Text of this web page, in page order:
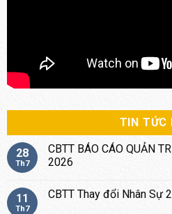
TIN TỨC
28
Th7
CBTT BÁO CÁO QUẢN
2026
11
Th7
CBTT Thay đổi Nhân Sự